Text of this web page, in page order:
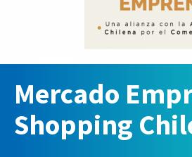
Mercado
Shopping